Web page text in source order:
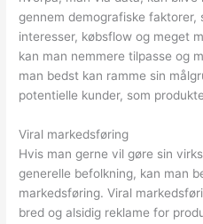
gennem demografiske faktorer,
interesser, købsflow og meget
kan man nemmere tilpasse og
man bedst kan ramme sin
potentielle kunder, som
Viral markedsføring
Hvis man gerne vil gøre sin
generelle befolkning, kan man
markedsføring. Viral
bred og alsidig reklame for